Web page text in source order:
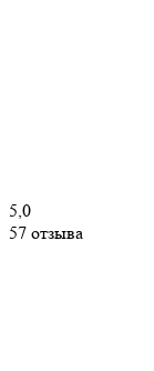
5,0
57 отзыва